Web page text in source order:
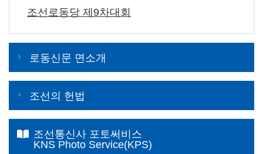
조선로동당 제9차대회
로동신문 면소개
조선의 헌법
조선통신사 포토써비스
KNS Photo Service(KPS)